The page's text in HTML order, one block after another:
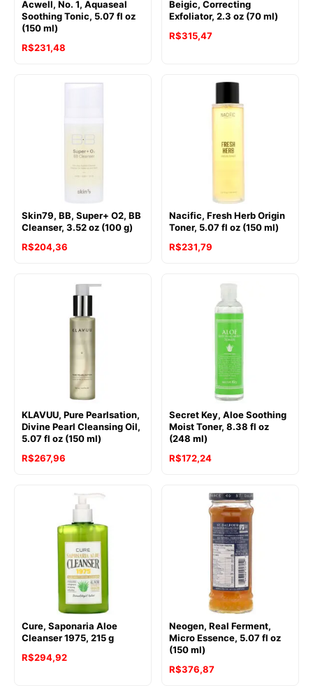
Acwell, No. 1, Aquaseal
Soothing Tonic, 5.07 fl oz
(150 ml)
R$231,48
Beigic, Correcting
Exfoliator, 2.3 oz (70 ml)
R$315,47
Skin79, BB, Super+ O2, BB
Cleanser, 3.52 oz (100 g)
R$204,36
Nacific, Fresh Herb Origin
Toner, 5.07 fl oz (150 ml)
R$231,79
KLAVUU, Pure Pearlsation,
Divine Pearl Cleansing Oil,
5.07 fl oz (150 ml)
R$267,96
Secret Key, Aloe Soothing
Moist Toner, 8.38 fl oz
(248 ml)
R$172,24
Cure, Saponaria Aloe
Cleanser 1975, 215 g
R$294,92
Neogen, Real Ferment,
Micro Essence, 5.07 fl oz
(150 ml)
R$376,87